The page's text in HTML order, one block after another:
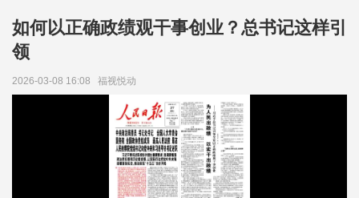
如何以正确政绩观干事创业？总书记这样引
领
2026-03-08 16:08 福视悦动